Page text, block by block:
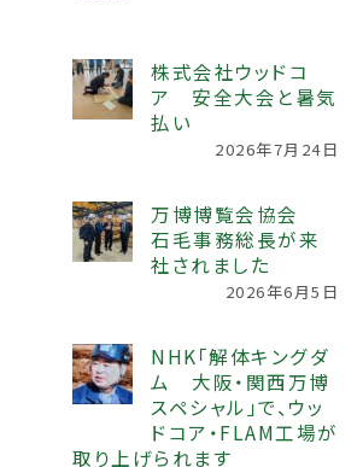
株式会社ウッドコ
ア 安全大会と暑気
払い
2026年7月24日
万博博覧会協会
石毛事務総長が来
社されました
2026年6月5日
NHK「解体キングダ
ム 大阪・関西万博
スペシャル」で、ウッ
ドコア・FLAM工場が
取り上げられます